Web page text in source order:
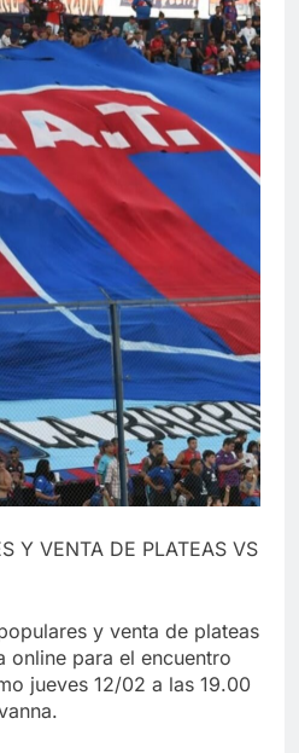
Y VENTA DE PLATEAS VS
y venta de plateas
online para el encuentro
jueves 12/02 a las 19.00